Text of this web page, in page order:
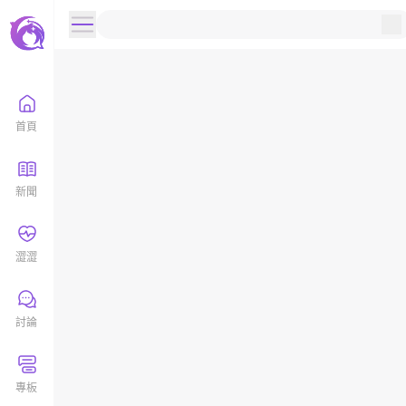
首頁
新聞
澀澀
討論
專板